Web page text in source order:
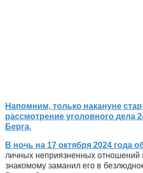
Напомним, только накануне
рассмотрение уголовного дела
Берга.
В ночь на 17 октября 2024 года
личных неприязненных отношений
знакомому заманил его в